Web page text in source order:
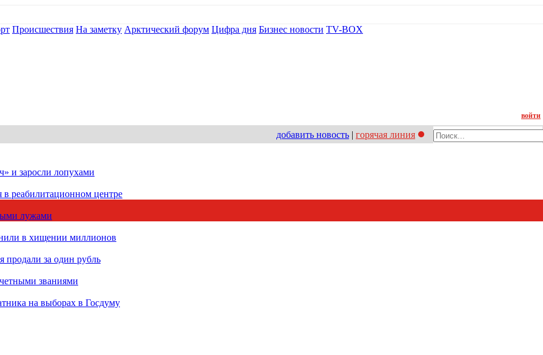
Происшествия На заметку Арктический форум Цифра дня Бизнес новости TV-BOX
войти
добавить новость | горячая линия
и заросли лопухами
реабилитационном центре
лужами
в хищении миллионов
продали за один рубль
званиями
на выборах в Госдуму